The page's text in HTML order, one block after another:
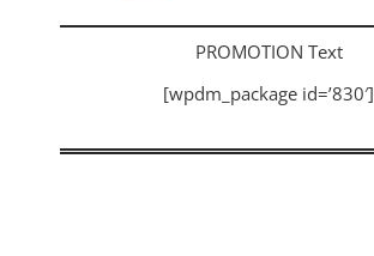
PROMOTION Text
[wpdm_package id=’830′]